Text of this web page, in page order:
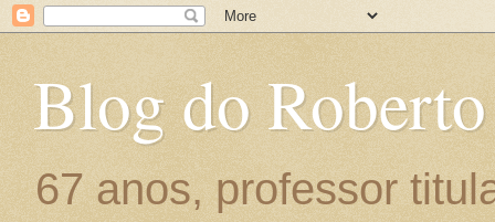
Blog do
67 anos, professor